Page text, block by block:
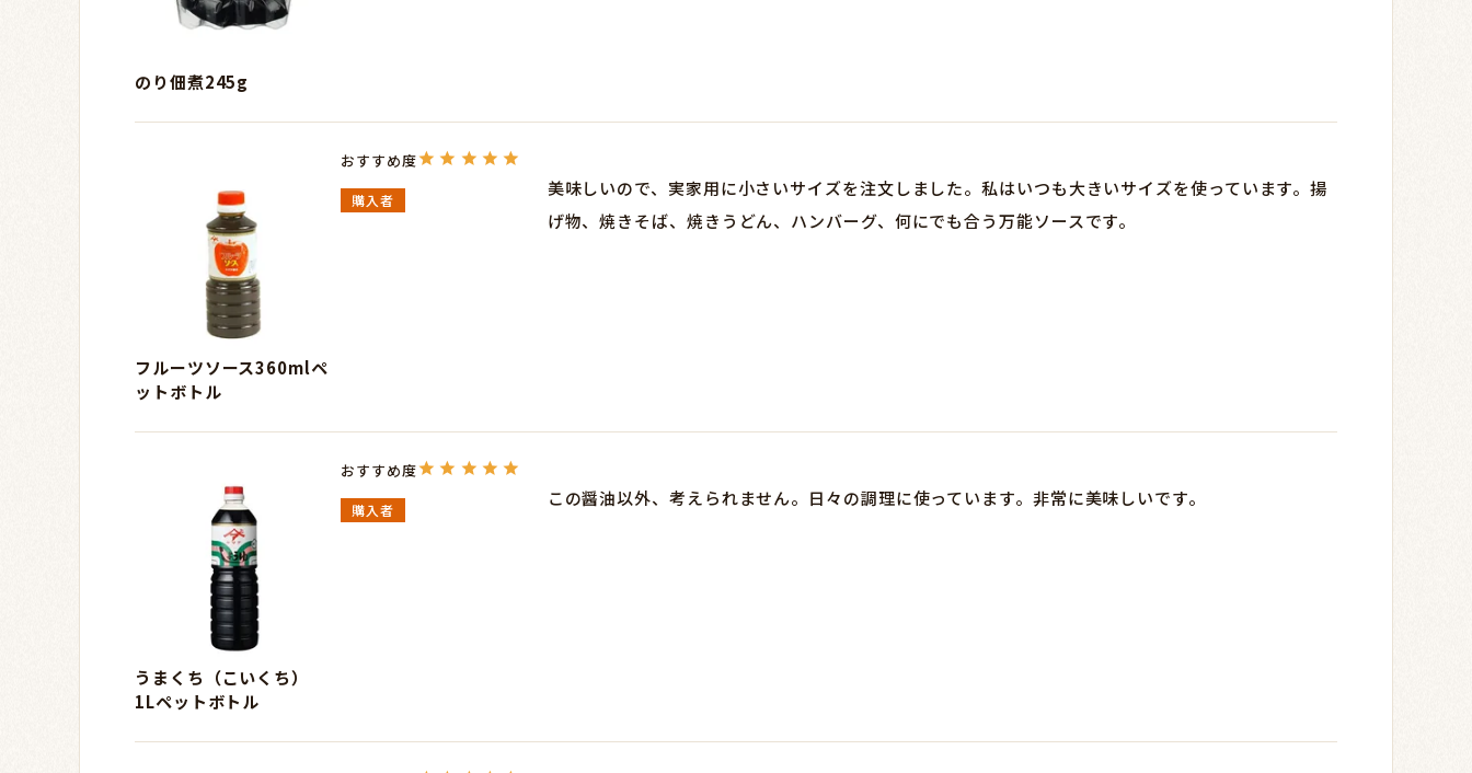
のり佃煮245g
フルーツソース360mlペ
ットボトル
購入者
美味しいので、実家用に小さいサイズを注文しました。私はいつも大きいサイズを使っています。揚
げ物、焼きそば、焼きうどん、ハンバーグ、何にでも合う万能ソースです。
うまくち（こいくち）
1Lペットボトル
購入者
この醤油以外、考えられません。日々の調理に使っています。非常に美味しいです。